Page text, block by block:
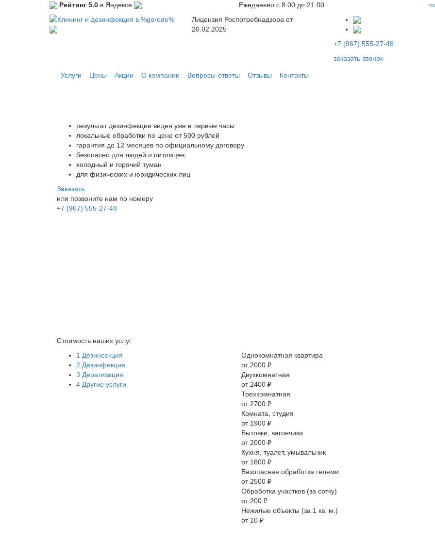
Рейтинг 5.0 в Яндексе Ежедневно с 8.00 до 21.00
Лицензия Роспотребнадзора от
20.02.2025
+7 (967) 555-27-48
заказать звонок
Услуги Цены Акции О компании Вопросы-ответы Отзывы Контакты
результат дезинфекции виден уже в первые часы
локальные обработки по цене от 500 рублей
гарантия до 12 месяцев по официальному договору
безопасно для людей и питомцев
холодный и горячий туман
для физических и юридических лиц
Заказать
или позвоните нам по номеру
+7 (967) 555-27-48
Стоимость наших услуг
1 Дезинсекция
2 Дезинфекция
3 Дератизация
4 Другие услуги
Однокомнатная квартира
от 2000 ₽
Двухкомнатная
от 2400 ₽
Трехкомнатная
от 2700 ₽
Комната, студия
от 1900 ₽
Бытовки, вагончики
от 2000 ₽
Кухня, туалет, умывальник
от 1800 ₽
Безопасная обработка гелями
от 2500 ₽
Обработка участков (за сотку)
от 200 ₽
Нежилые объекты (за 1 кв. м.)
от 10 ₽